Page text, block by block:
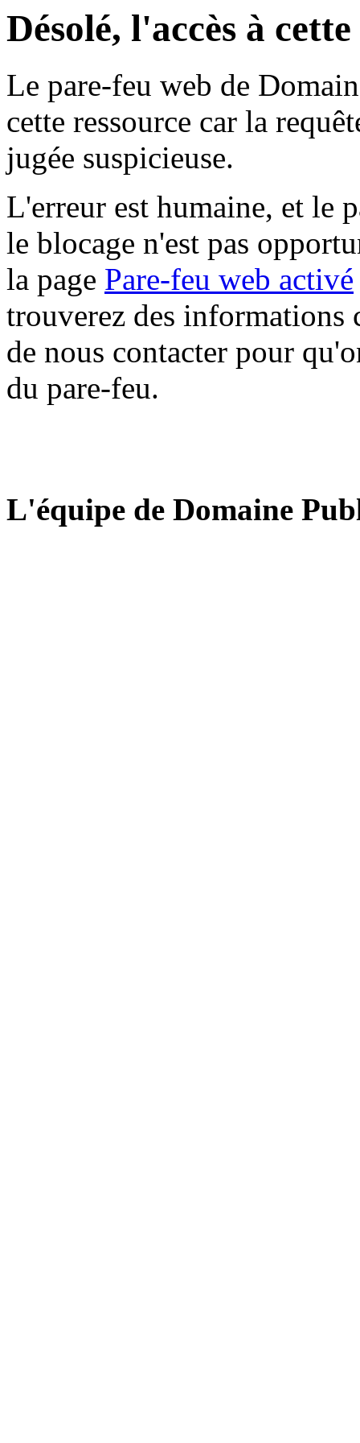
Désolé, l'accès à
Le pare-feu web de
cette ressource car la
jugée suspicieuse.
L'erreur est humaine, et le
le blocage n'est pas
la page Pare-feu web activé
trouverez des informations
de nous contacter pour
du pare-feu.
L'équipe de Domaine